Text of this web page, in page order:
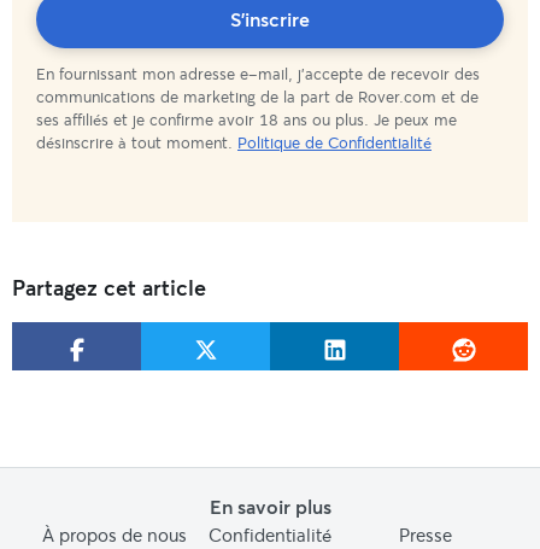
En fournissant mon adresse e-mail, j'accepte de recevoir des
communications de marketing de la part de Rover.com et de
ses affiliés et je confirme avoir 18 ans ou plus. Je peux me
désinscrire à tout moment. Politique de Confidentialité
S'inscrire
Vous
êtes
abonné(e)
Partagez cet article
En savoir plus
À propos de nous Confidentialité
Presse